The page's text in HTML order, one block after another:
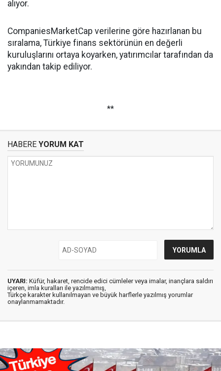
alıyor.
CompaniesMarketCap verilerine göre hazırlanan bu
sıralama, Türkiye finans sektörünün en değerli
kuruluşlarını ortaya koyarken, yatırımcılar tarafından da
yakından takip ediliyor.
**
HABERE YORUM KAT
UYARI: Küfür, hakaret, rencide edici cümleler veya imalar, inançlara saldırı
içeren, imla kuralları ile yazılmamış,
Türkçe karakter kullanılmayan ve büyük harflerle yazılmış yorumlar
onaylanmamaktadır.